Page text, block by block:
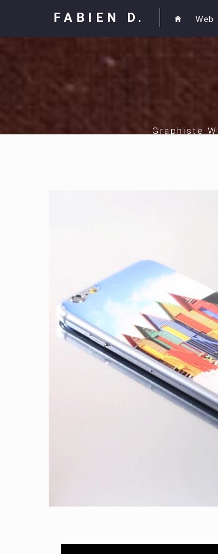
FABIEN D. Web
Graphiste